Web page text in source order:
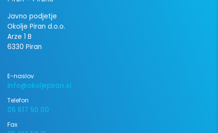
Javno podjetje
Okolje Piran d.o.o.
Arze 1 B
6330 Piran
E-naslov
info@okoljepiran.si
Telefon
05 617 50 00
Fax